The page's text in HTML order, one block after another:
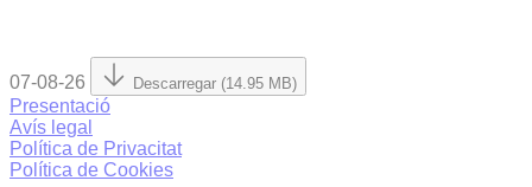
07-08-26 Descarregar (14.95 MB)
Presentació
Avís legal
Política de Privacitat
Política de Cookies